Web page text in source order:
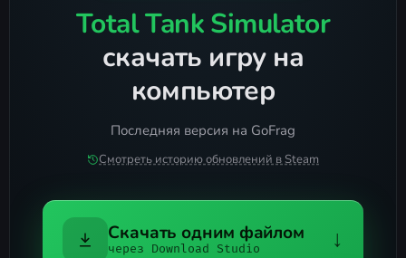
Total Tank Simulator
скачать игру на
компьютер
Последняя версия на GoFrag
Смотреть историю обновлений в Steam
Скачать одним файлом
через Download Studio ↓